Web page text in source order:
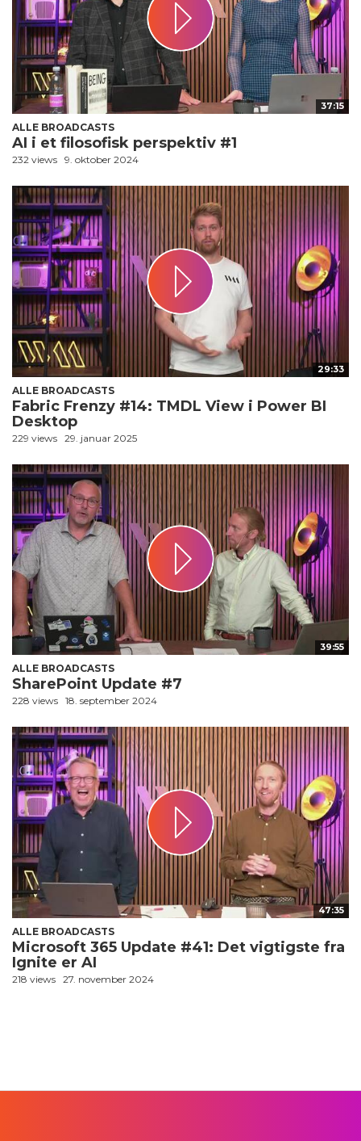
37:15
ALLE BROADCASTS
AI i et filosofisk perspektiv #1
232 views 9. oktober 2024
29:33
ALLE BROADCASTS
Fabric Frenzy #14: TMDL View i Power BI
Desktop
229 views 29. januar 2025
39:55
ALLE BROADCASTS
SharePoint Update #7
228 views 18. september 2024
47:35
ALLE BROADCASTS
Microsoft 365 Update #41: Det vigtigste fra
Ignite er AI
218 views 27. november 2024